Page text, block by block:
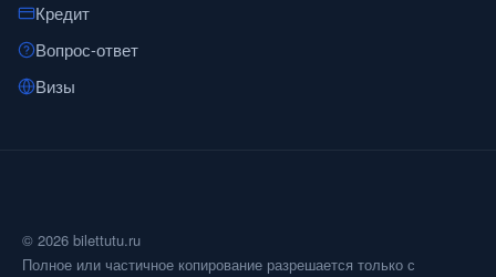
Кредит
Вопрос-ответ
Визы
© 2026 bilettutu.ru
Полное или частичное копирование разрешается только с